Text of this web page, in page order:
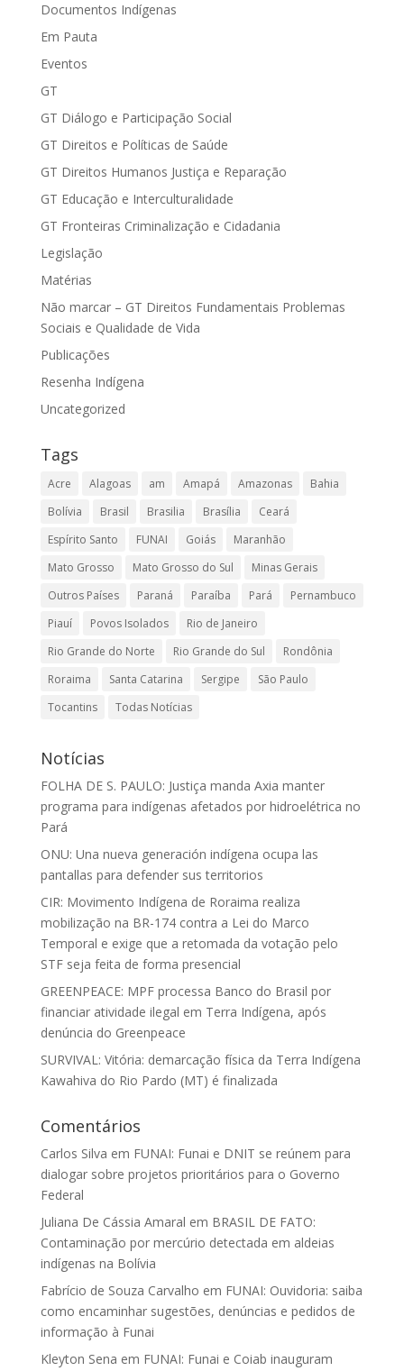
Documentos Indígenas
Em Pauta
Eventos
GT
GT Diálogo e Participação Social
GT Direitos e Políticas de Saúde
GT Direitos Humanos Justiça e Reparação
GT Educação e Interculturalidade
GT Fronteiras Criminalização e Cidadania
Legislação
Matérias
Não marcar – GT Direitos Fundamentais Problemas
Sociais e Qualidade de Vida
Publicações
Resenha Indígena
Uncategorized
Tags
Acre Alagoas am Amapá Amazonas
Bahia
Bolívia
Brasil Brasilia Brasília
Ceará
Espírito Santo
FUNAI Goiás
Maranhão
Mato Grosso
Mato Grosso do Sul
Minas Gerais
Outros Países
Paraná Paraíba Pará
Pernambuco
Piauí
Povos Isolados
Rio de Janeiro
Rio Grande do Norte
Rio Grande do Sul
Rondônia
Roraima
Santa Catarina Sergipe
São Paulo
Tocantins
Todas Notícias
Notícias
FOLHA DE S. PAULO: Justiça manda Axia manter
programa para indígenas afetados por hidroelétrica no
Pará
ONU: Una nueva generación indígena ocupa las
pantallas para defender sus territorios
CIR: Movimento Indígena de Roraima realiza
mobilização na BR-174 contra a Lei do Marco
Temporal e exige que a retomada da votação pelo
STF seja feita de forma presencial
GREENPEACE: MPF processa Banco do Brasil por
financiar atividade ilegal em Terra Indígena, após
denúncia do Greenpeace
SURVIVAL: Vitória: demarcação física da Terra Indígena
Kawahiva do Rio Pardo (MT) é finalizada
Comentários
Carlos Silva em FUNAI: Funai e DNIT se reúnem para
dialogar sobre projetos prioritários para o Governo
Federal
Juliana De Cássia Amaral em BRASIL DE FATO:
Contaminação por mercúrio detectada em aldeias
indígenas na Bolívia
Fabrício de Souza Carvalho em FUNAI: Ouvidoria: saiba
como encaminhar sugestões, denúncias e pedidos de
informação à Funai
Kleyton Sena em FUNAI: Funai e Coiab inauguram